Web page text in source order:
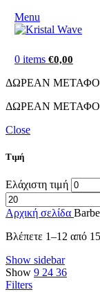
Menu
0 items €0,00
ΔΩΡΕΑΝ
ΔΩΡΕΑΝ
Close
Τιμή
Ελάχιστη τιμή
Αρχική σελίδα
Βλέπετε 1–12 από
Show sidebar
Show 9 24 36
Filters